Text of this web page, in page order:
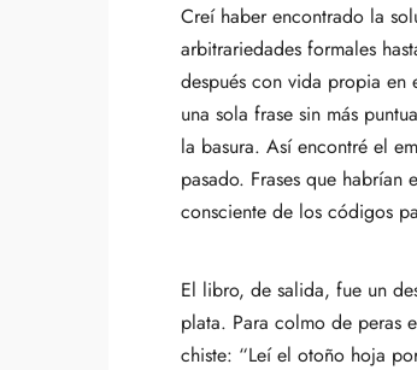
Creí haber encontrado la
arbitrariedades formales
después con vida propia en
una sola frase sin más
la basura. Así encontré el
pasado. Frases que
consciente de los códigos
El libro, de salida, fue un
plata. Para colmo de peras
chiste: “Leí el otoño hoja